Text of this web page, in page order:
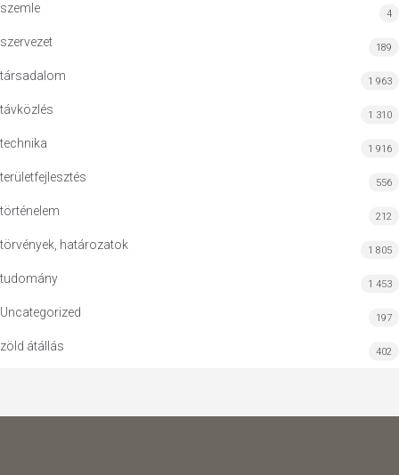
szemle 4
szervezet 189
társadalom 1 963
távközlés 1 310
technika 1 916
területfejlesztés 556
történelem 212
törvények, határozatok 1 805
tudomány 1 453
Uncategorized 197
zöld átállás 402